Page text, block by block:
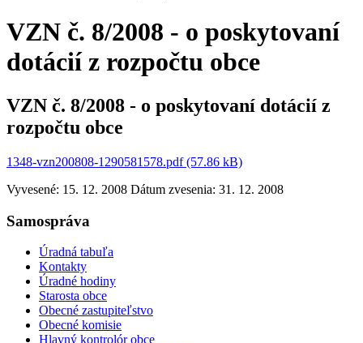
VZN č. 8/2008 - o poskytovaní
dotácií z rozpočtu obce
VZN č. 8/2008 - o poskytovaní dotácií z
rozpočtu obce
1348-vzn200808-1290581578.pdf (57.86 kB)
Vyvesené: 15. 12. 2008 Dátum zvesenia: 31. 12. 2008
Samospráva
Úradná tabuľa
Kontakty
Úradné hodiny
Starosta obce
Obecné zastupiteľstvo
Obecné komisie
Hlavný kontrolór obce